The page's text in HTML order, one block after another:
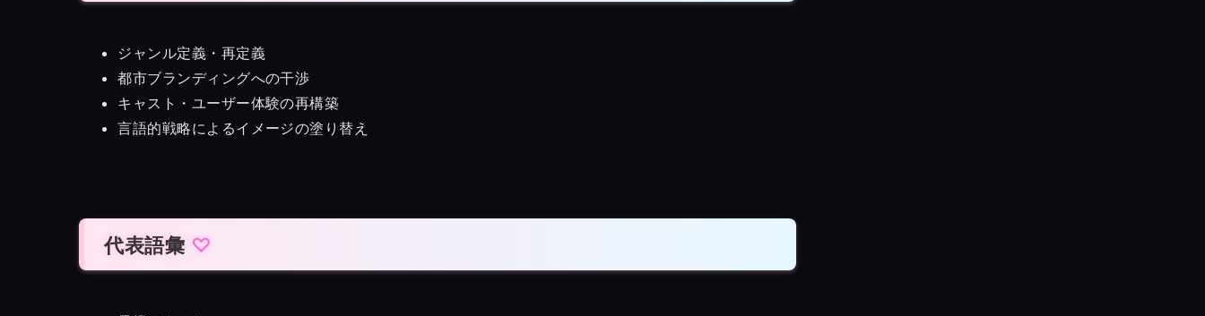
ジャンル定義・再定義
都市ブランディングへの干渉
キャスト・ユーザー体験の再構築
言語的戦略によるイメージの塗り替え
代表語彙